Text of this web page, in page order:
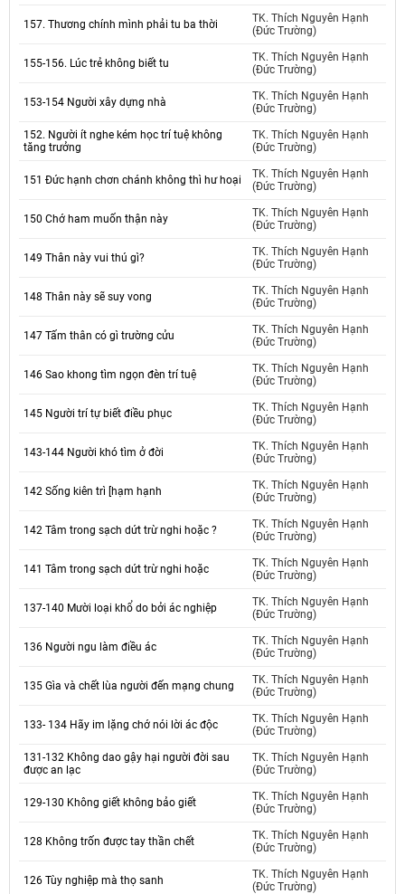
157. Thương chính mình phải tu ba thời
TK. Thích Nguyên Hạnh
(Đức Trường)
155-156. Lúc trẻ không biết tu
TK. Thích Nguyên Hạnh
(Đức Trường)
153-154 Người xây dựng nhà
TK. Thích Nguyên Hạnh
(Đức Trường)
152. Người ít nghe kém học trí tuệ không
tăng trưởng
TK. Thích Nguyên Hạnh
(Đức Trường)
151 Đức hạnh chơn chánh không thì hư hoại
TK. Thích Nguyên Hạnh
(Đức Trường)
150 Chớ ham muốn thận này
TK. Thích Nguyên Hạnh
(Đức Trường)
149 Thân này vui thú gì?
TK. Thích Nguyên Hạnh
(Đức Trường)
148 Thân này sẽ suy vong
TK. Thích Nguyên Hạnh
(Đức Trường)
147 Tấm thân có gì trường cửu
TK. Thích Nguyên Hạnh
(Đức Trường)
146 Sao khong tìm ngọn đèn trí tuệ
TK. Thích Nguyên Hạnh
(Đức Trường)
145 Người trí tự biết điều phục
TK. Thích Nguyên Hạnh
(Đức Trường)
143-144 Người khó tìm ở đời
TK. Thích Nguyên Hạnh
(Đức Trường)
142 Sống kiên trì [hạm hạnh
TK. Thích Nguyên Hạnh
(Đức Trường)
142 Tâm trong sạch dứt trừ nghi hoặc ?
TK. Thích Nguyên Hạnh
(Đức Trường)
141 Tâm trong sạch dứt trừ nghi hoặc
TK. Thích Nguyên Hạnh
(Đức Trường)
137-140 Mười loại khổ do bởi ác nghiệp
TK. Thích Nguyên Hạnh
(Đức Trường)
136 Người ngu làm điều ác
TK. Thích Nguyên Hạnh
(Đức Trường)
135 Gìa và chết lùa người đến mạng chung
TK. Thích Nguyên Hạnh
(Đức Trường)
133- 134 Hãy im lặng chớ nói lời ác độc
TK. Thích Nguyên Hạnh
(Đức Trường)
131-132 Không dao gậy hại người đời sau
được an lạc
TK. Thích Nguyên Hạnh
(Đức Trường)
129-130 Không giết không bảo giết
TK. Thích Nguyên Hạnh
(Đức Trường)
128 Không trốn được tay thần chết
TK. Thích Nguyên Hạnh
(Đức Trường)
126 Tùy nghiệp mà thọ sanh
TK. Thích Nguyên Hạnh
(Đức Trường)